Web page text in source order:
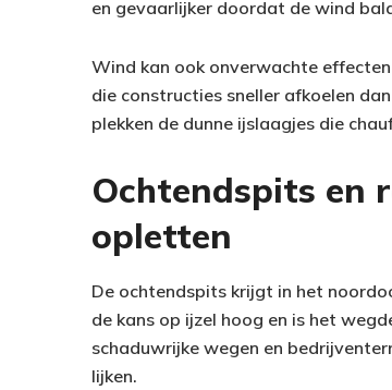
en gevaarlijker doordat de wind
Wind kan ook onverwachte
die constructies sneller afkoelen
plekken de dunne ijslaagjes die
Ochtendspits en
opletten
De ochtendspits krijgt in het
de kans op ijzel hoog en is het
schaduwrijke wegen en
lijken.